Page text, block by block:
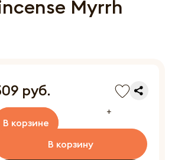
Myrrh
руб.
+
В корзине
В корзину